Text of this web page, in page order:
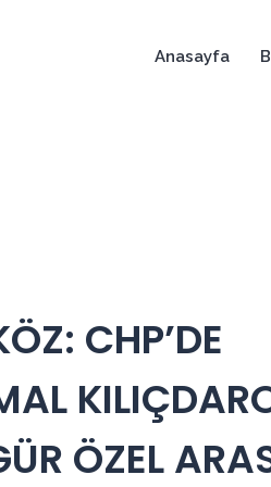
Anasayfa
CHP’DE
ÖZEL